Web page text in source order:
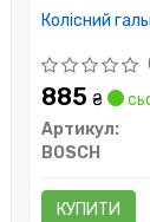
Колісний
885₴
Артикул:
BOSCH
КУПИТИ